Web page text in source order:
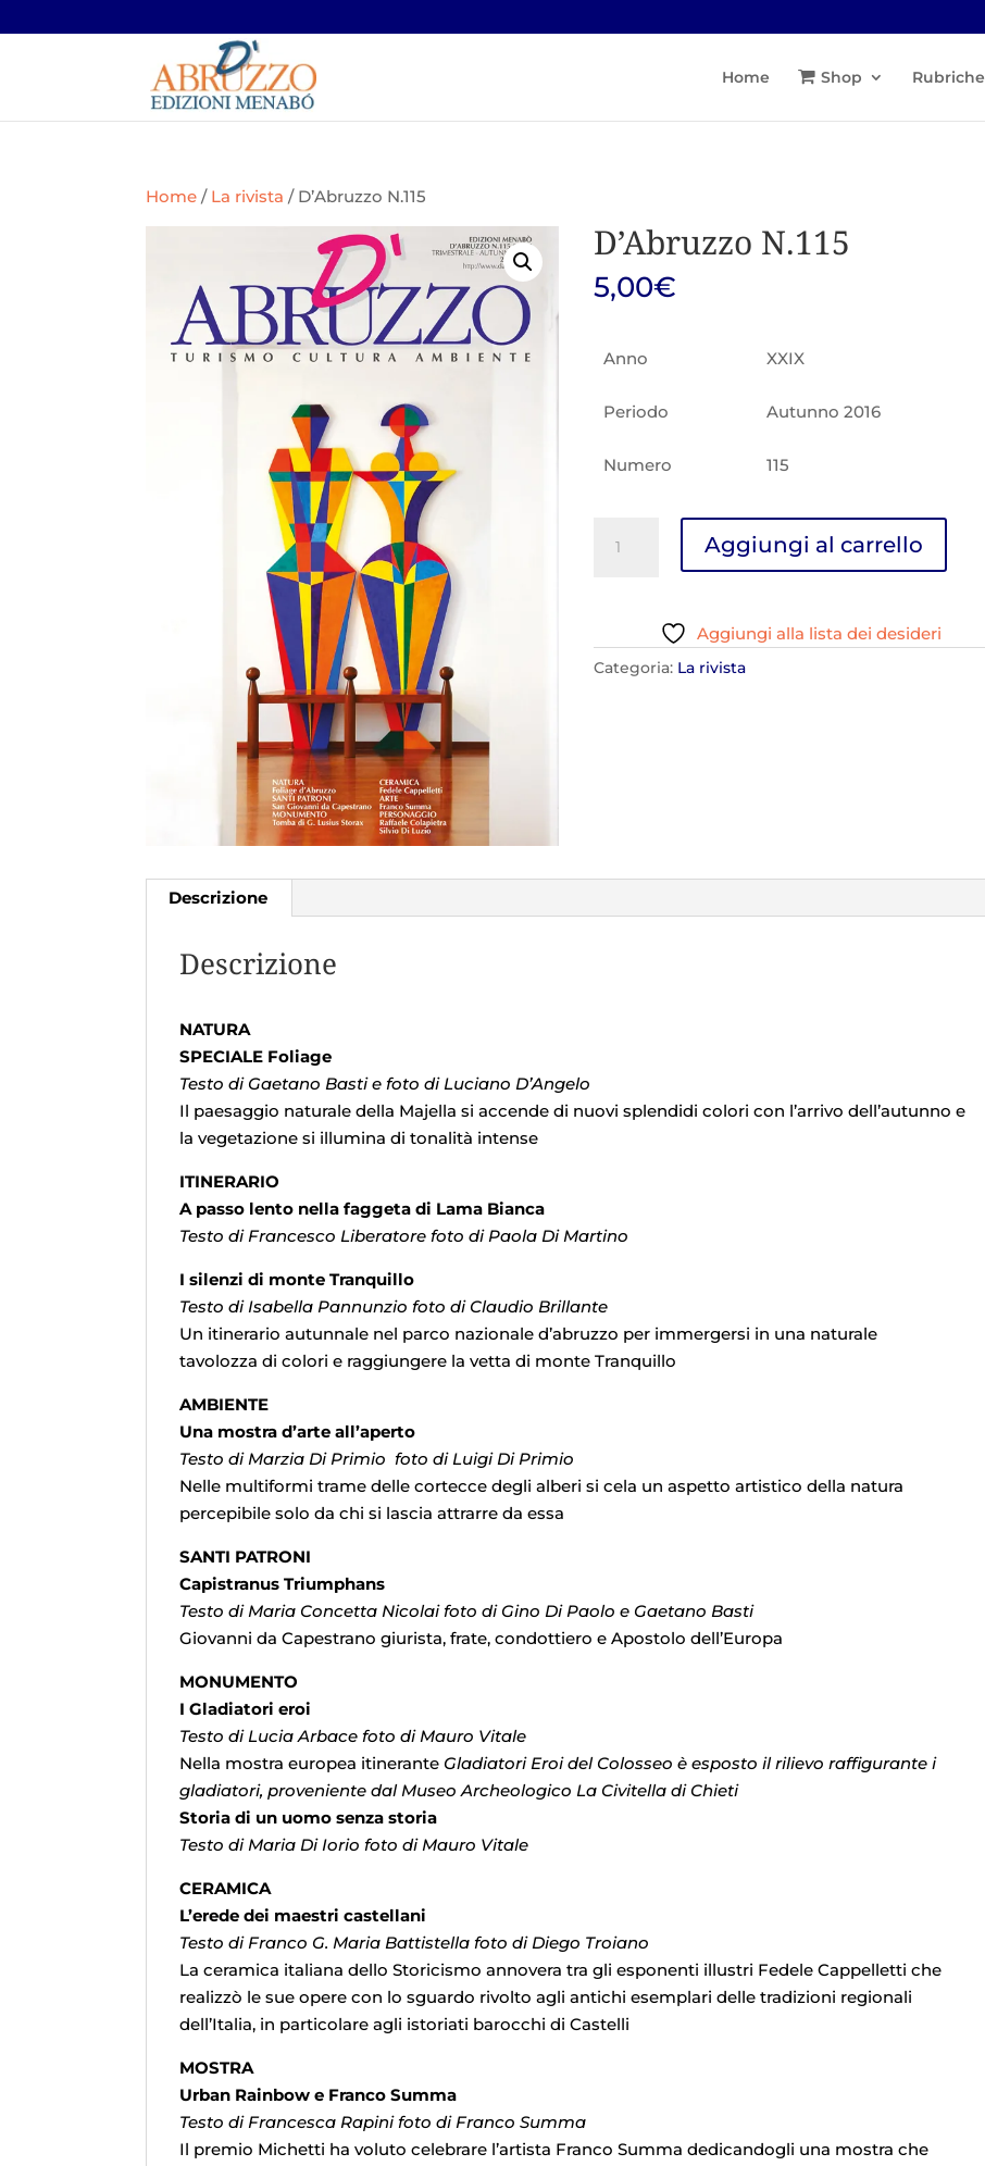
Home Shop Rubriche
Home / La rivista / D’Abruzzo N.115
D’Abruzzo N.115
5,00€
Anno XXIX
Periodo Autunno 2016
Numero 115
N.115
Aggiungi al carrello
Aggiungi alla lista dei desideri
Categoria: La rivista
Descrizione
Descrizione
NATURA
SPECIALE Foliage
Testo di Gaetano Basti e foto di Luciano D’Angelo
Il paesaggio naturale della Majella si accende di nuovi splendidi colori con l’arrivo dell’autunno e
la vegetazione si illumina di tonalità intense
ITINERARIO
A passo lento nella faggeta di Lama Bianca
Testo di Francesco Liberatore foto di Paola Di Martino
I silenzi di monte Tranquillo
Testo di Isabella Pannunzio foto di Claudio Brillante
Un itinerario autunnale nel parco nazionale d’abruzzo per immergersi in una naturale
tavolozza di colori e raggiungere la vetta di monte Tranquillo
AMBIENTE
Una mostra d’arte all’aperto
Testo di Marzia Di Primio foto di Luigi Di Primio
Nelle multiformi trame delle cortecce degli alberi si cela un aspetto artistico della natura
percepibile solo da chi si lascia attrarre da essa
SANTI PATRONI
Capistranus Triumphans
Testo di Maria Concetta Nicolai foto di Gino Di Paolo e Gaetano Basti
Giovanni da Capestrano giurista, frate, condottiero e Apostolo dell’Europa
MONUMENTO
I Gladiatori eroi
Testo di Lucia Arbace foto di Mauro Vitale
Nella mostra europea itinerante Gladiatori Eroi del Colosseo è esposto il rilievo raffigurante i
gladiatori, proveniente dal Museo Archeologico La Civitella di Chieti
Storia di un uomo senza storia
Testo di Maria Di Iorio foto di Mauro Vitale
CERAMICA
L’erede dei maestri castellani
Testo di Franco G. Maria Battistella foto di Diego Troiano
La ceramica italiana dello Storicismo annovera tra gli esponenti illustri Fedele Cappelletti che
realizzò le sue opere con lo sguardo rivolto agli antichi esemplari delle tradizioni regionali
dell’Italia, in particolare agli istoriati barocchi di Castelli
MOSTRA
Urban Rainbow e Franco Summa
Testo di Francesca Rapini foto di Franco Summa
Il premio Michetti ha voluto celebrare l’artista Franco Summa dedicandogli una mostra che